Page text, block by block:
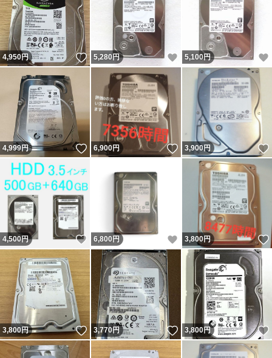
4,950円 いいね！
5,280円 いいね！
5,100円
4,999円 いいね！
6,900円 いいね！
3,900円
4,500円 いいね！
6,800 円 いいね！
3,800円
3,800円 いいね！
3,770円 いいね！
3,800円